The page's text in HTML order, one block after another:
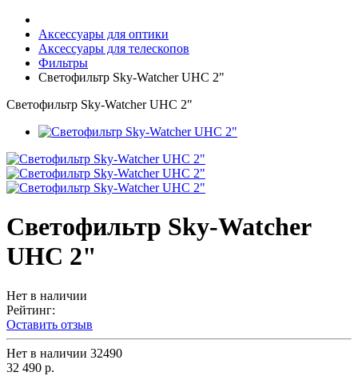
Аксессуары для оптики
Аксессуары для телескопов
Фильтры
Светофильтр Sky-Watcher UHC 2"
Светофильтр Sky-Watcher UHC 2"
Светофильтр Sky-Watcher
UHC 2"
Нет в наличии
Рейтинг:
Оставить отзыв
Нет в наличии 32490
32 490 р.